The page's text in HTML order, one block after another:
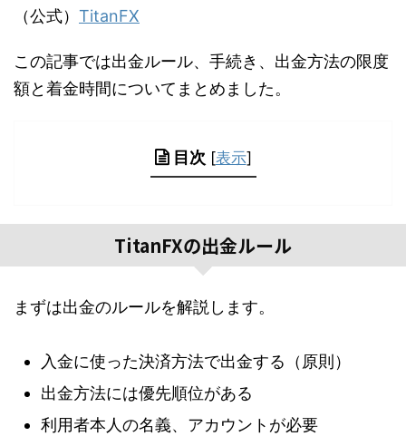
（公式） TitanFX
この記事では出金ルール、手続き、出金方法の限度
額と着金時間についてまとめました。
目次 [表示]
TitanFXの出金ルール
まずは出金のルールを解説します。
入金に使った決済方法で出金する（原則）
出金方法には優先順位がある
利用者本人の名義、アカウントが必要